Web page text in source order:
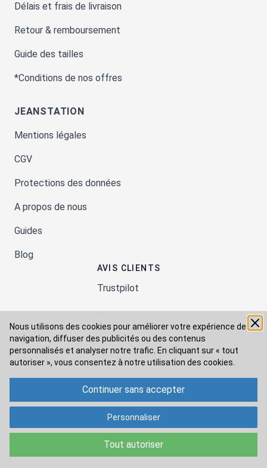
Nous utilisons des cookies pour améliorer votre expérience de
navigation, diffuser des publicités ou des contenus
personnalisés et analyser notre trafic. En cliquant sur « tout
autoriser », vous consentez à notre utilisation des cookies.
Tout autoriser
Continuer sans accepter
Personnaliser
Délais et frais de livraison
Retour & remboursement
Guide des tailles
*Conditions de nos offres
JEANSTATION
Mentions légales
CGV
Protections des données
A propos de nous
Guides
Blog
AVIS CLIENTS
Trustpilot
Moyens de paiement
Modes de livraison